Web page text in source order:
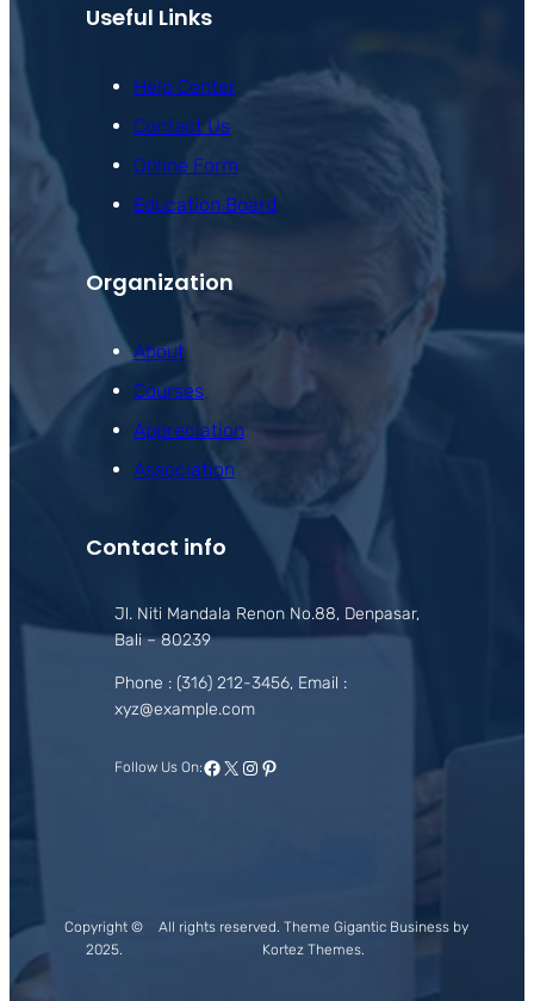
Useful Links
Help Center
Contact Us
Online Form
Education Board
Organization
About
Courses
Appreciation
Association
Contact info
Jl. Niti Mandala Renon No.88, Denpasar,
Bali – 80239
Phone : (316) 212-3456, Email :
xyz@example.com
Follow Us On:Facebook
X Instagram
Pinterest
Copyright ©
2025.
All rights reserved. Theme Gigantic Business by
Kortez Themes.